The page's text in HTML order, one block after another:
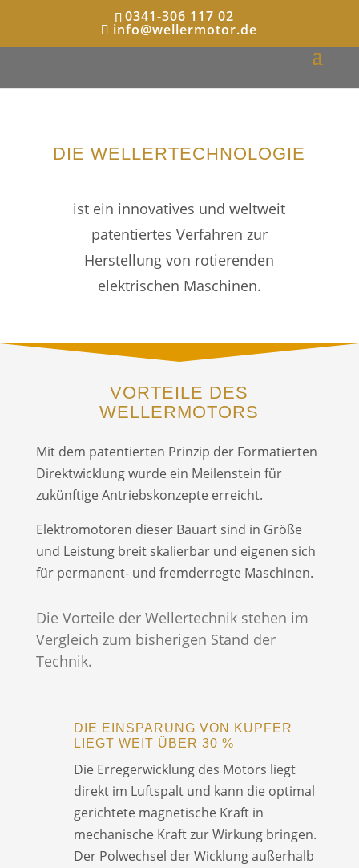
0341-306 117 02
info@wellermotor.de
DIE WELLERTECHNOLOGIE
ist ein innovatives und weltweit
patentiertes Verfahren zur
Herstellung von rotierenden
elektrischen Maschinen.
VORTEILE DES
WELLERMOTORS
Mit dem patentierten Prinzip der Formatierten
Direktwicklung wurde ein Meilenstein für
zukünftige Antriebskonzepte erreicht.
Elektromotoren dieser Bauart sind in Größe
und Leistung breit skalierbar und eigenen sich
für permanent- und fremderregte Maschinen.
Die Vorteile der Wellertechnik stehen im
Vergleich zum bisherigen Stand der
Technik.
DIE EINSPARUNG VON KUPFER
LIEGT WEIT ÜBER 30 %
Die Erregerwicklung des Motors liegt
direkt im Luftspalt und kann die optimal
gerichtete magnetische Kraft in
mechanische Kraft zur Wirkung bringen.
Der Polwechsel der Wicklung außerhalb